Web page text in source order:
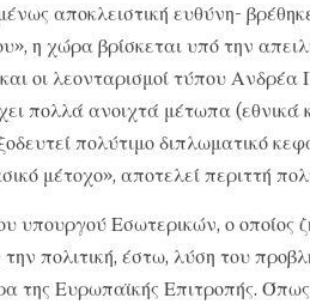
αποκλειστική ευθύνη-
η χώρα βρίσκεται υπό την
οι λεονταρισμοί τύπου
πολλά ανοιχτά μέτωπα (εθνικά
πολύτιμο διπλωματικό
μέτοχο», αποτελεί περιττή
υπουργού Εσωτερικών, ο οποίος
πολιτική, έστω, λύση του
της Ευρωπαϊκής Επιτροπής. Όπως